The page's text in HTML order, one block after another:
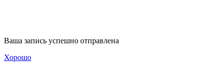
Ваша запись успешно отправлена
Хорошо